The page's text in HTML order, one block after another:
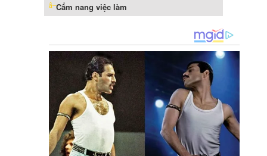
Cẩm nang việc làm